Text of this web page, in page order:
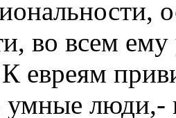
во всем
евреям
умные люди,-